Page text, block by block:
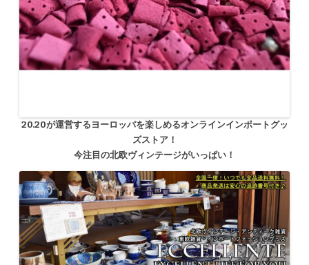
20.20が運営するヨーロッパを楽しめるオンラインインポートグッ
ズストア！
今注目の北欧ヴィンテージがいっぱい！